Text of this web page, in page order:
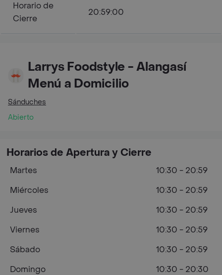
Horario de
Cierre
20:59:00
Larrys Foodstyle - Alangasí
Menú a Domicilio
Sánduches
Abierto
Horarios de Apertura y Cierre
Martes
10:30 - 20:59
Miércoles
10:30 - 20:59
Jueves
10:30 - 20:59
Viernes
10:30 - 20:59
Sábado
10:30 - 20:59
Domingo
10:30 - 20:30